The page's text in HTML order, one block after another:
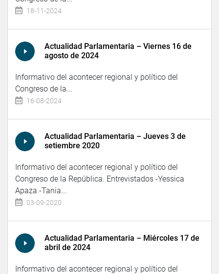
18-11-2024
Actualidad Parlamentaria – Viernes 16 de
agosto de 2024
Informativo del acontecer regional y político del
Congreso de la...
16-08-2024
Actualidad Parlamentaria – Jueves 3 de
setiembre 2020
Informativo del acontecer regional y político del
Congreso de la República. Entrevistados -Yessica
Apaza -Tania...
03-09-2020
Actualidad Parlamentaria – Miércoles 17 de
abril de 2024
Informativo del acontecer regional y político del